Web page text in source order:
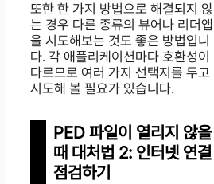
또한 한 가지 방법으로 해결되지 않
는 경우 다른 종류의 뷰어나 리더앱
을 시도해보는 것도 좋은 방법입니
다. 각 애플리케이션마다 호환성이
다르므로 여러 가지 선택지를 두고
시도해 볼 필요가 있습니다.
PED 파일이 열리지 않을
때 대처법 2: 인터넷 연결
점검하기